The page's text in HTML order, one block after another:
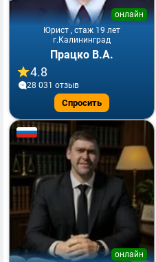
Юрист , стаж 19 лет
онлайн
г.Калининград
Працко В.А.
4.8
28 031 отзыв
Спросить
онлайн